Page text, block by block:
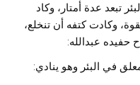
تبعد عدة أمتار، وكاد
وكادت كتفه أن تنخلع،
حفيده عبدالله:
في البئر وهو ينادي: